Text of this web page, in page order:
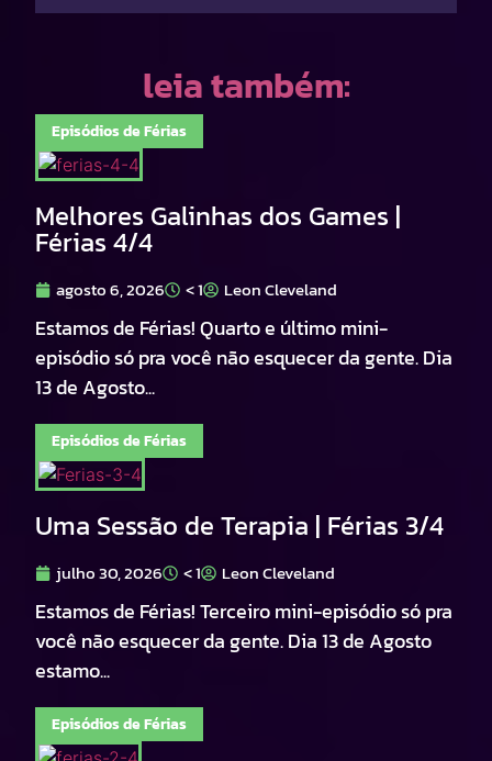
leia também:
Episódios de Férias
Melhores Galinhas dos Games |
Férias 4/4
agosto 6, 2026 < 1 Leon Cleveland
Estamos de Férias! Quarto e último mini-
episódio só pra você não esquecer da gente. Dia
13 de Agosto...
Episódios de Férias
Uma Sessão de Terapia | Férias 3/4
julho 30, 2026 < 1 Leon Cleveland
Estamos de Férias! Terceiro mini-episódio só pra
você não esquecer da gente. Dia 13 de Agosto
estamo...
Episódios de Férias